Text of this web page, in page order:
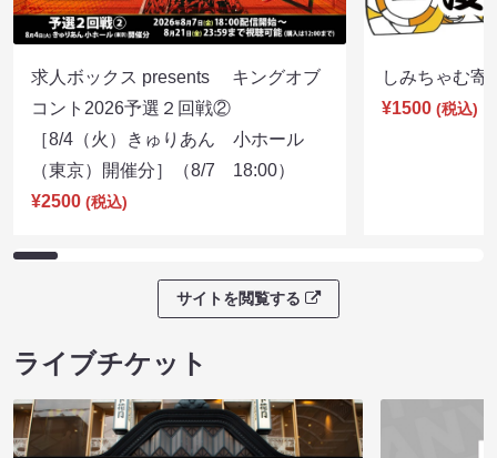
求人ボックス presents キングオブ
コント2026予選２回戦②
［8/4（火）きゅりあん 小ホール
（東京）開催分］（8/7 18:00）
¥2500 (税込)
しみちゃむ
¥1500 (税込)
サイトを閲覧する
ライブチケット